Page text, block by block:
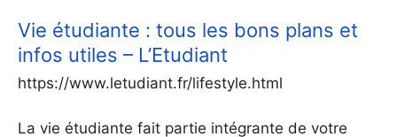
Vie étudiante : tous les bons plans et
infos utiles – L’Etudiant
https://www.letudiant.fr/lifestyle.html
La vie étudiante fait partie intégrante de votre